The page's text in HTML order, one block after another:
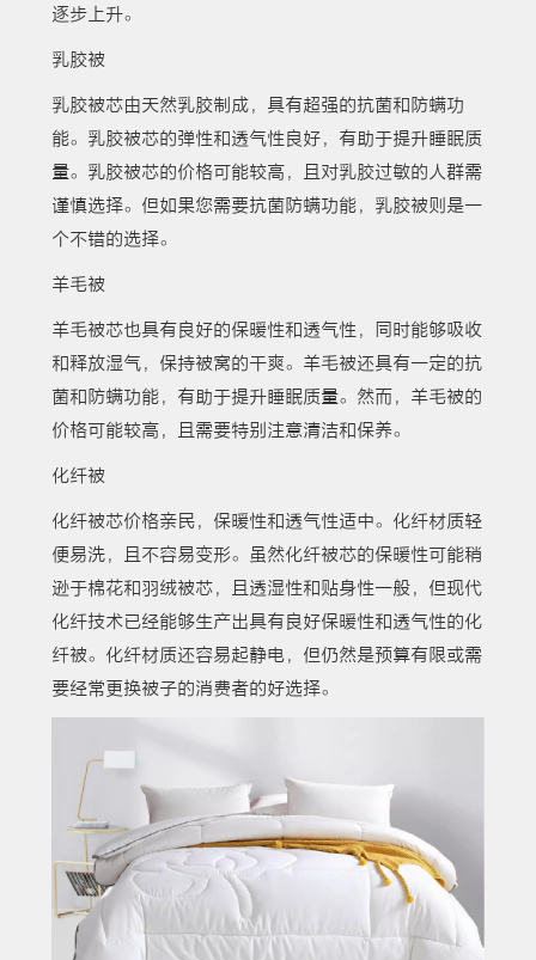
逐步上升。
乳胶被
乳胶被芯由天然乳胶制成，具有超强的抗菌和防螨功
能。乳胶被芯的弹性和透气性良好，有助于提升睡眠质
量。乳胶被芯的价格可能较高，且对乳胶过敏的人群需
谨慎选择。但如果您需要抗菌防螨功能，乳胶被则是一
个不错的选择。
羊毛被
羊毛被芯也具有良好的保暖性和透气性，同时能够吸收
和释放湿气，保持被窝的干爽。羊毛被还具有一定的抗
菌和防螨功能，有助于提升睡眠质量。然而，羊毛被的
价格可能较高，且需要特别注意清洁和保养。
化纤被
化纤被芯价格亲民，保暖性和透气性适中。化纤材质轻
便易洗，且不容易变形。虽然化纤被芯的保暖性可能稍
逊于棉花和羽绒被芯，且透湿性和贴身性一般，但现代
化纤技术已经能够生产出具有良好保暖性和透气性的化
纤被。化纤材质还容易起静电，但仍然是预算有限或需
要经常更换被子的消费者的好选择。